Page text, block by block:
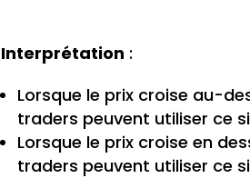
Interprétation :
Lorsque le prix croise au-
traders peuvent utiliser ce
Lorsque le prix croise en
traders peuvent utiliser ce